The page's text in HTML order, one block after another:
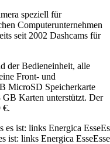
speziell für
Computerunternehmen
seit 2002 Dashcams für
der Bedieneinheit, alle
Front- und
MicroSD Speicherkarte
GB Karten unterstützt. Der
€.
ist: links Energica